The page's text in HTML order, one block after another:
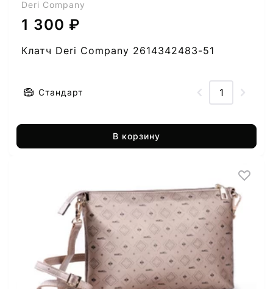
Deri Company
1 300 ₽
Клатч Deri Company 2614342483-51
Стандарт
В корзину